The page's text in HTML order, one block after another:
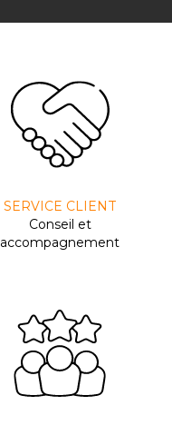
SERVICE CLIENT
Conseil et
accompagnement